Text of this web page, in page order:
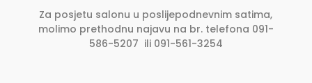
Za posjetu salonu u poslijepodnevnim satima,
molimo prethodnu najavu na br. telefona 091-
586-5207 ili 091-561-3254